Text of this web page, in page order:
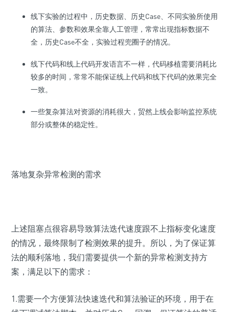
线下实验的过程中，历史数据、历史Case、不同实验所使用
的算法、参数和效果全靠人工管理，常常出现指标数据不
全，历史Case不全，实验过程兜圈子的情况。
线下代码和线上代码开发语言不一样，代码移植需要消耗比
较多的时间，常常不能保证线上代码和线下代码的效果完全
一致。
一些复杂算法对资源的消耗很大，贸然上线会影响监控系统
部分或整体的稳定性。
落地复杂异常检测的需求
上述阻塞点很容易导致算法迭代速度跟不上指标变化速度
的情况，最终限制了检测效果的提升。所以，为了保证算
法的顺利落地，我们需要提供一个新的异常检测支持方
案，满足以下的需求：
1.需要一个方便算法快速迭代和算法验证的环境，用于在